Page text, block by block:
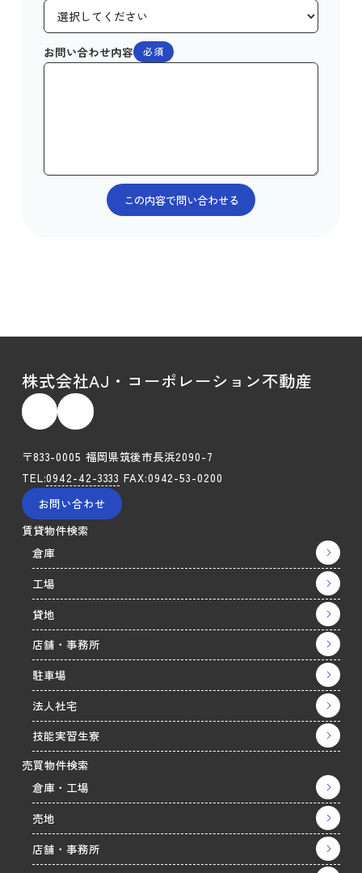
お問い合わせ内容 必須
株式会社AJ・コーポレーション不動産
〒833-0005 福岡県筑後市長浜2090-7
TEL:0942-42-3333 FAX:0942-53-0200
お問い合わせ
賃貸物件検索
倉庫
工場
貸地
店舗・事務所
駐車場
法人社宅
技能実習生寮
売買物件検索
倉庫・工場
売地
店舗・事務所